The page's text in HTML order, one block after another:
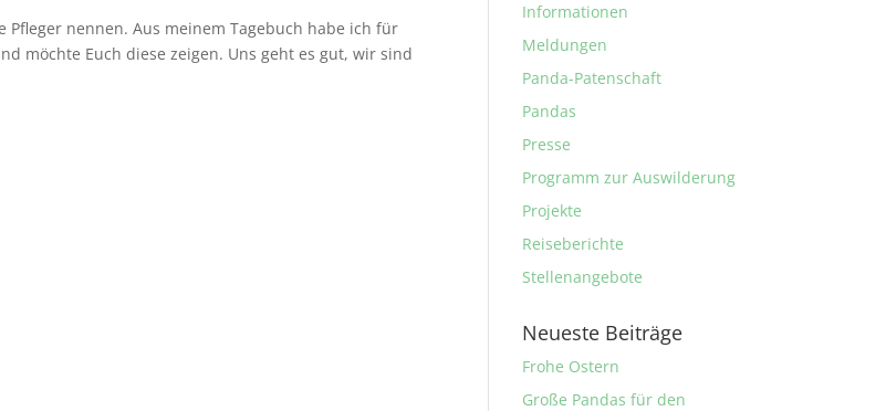
Pfleger nennen. Aus meinem Tagebuch habe ich für
möchte Euch diese zeigen. Uns geht es gut, wir sind
Informationen
Meldungen
Panda-Patenschaft
Pandas
Presse
Programm zur Auswilderung
Projekte
Reiseberichte
Stellenangebote
Neueste Beiträge
Frohe Ostern
Große Pandas für den